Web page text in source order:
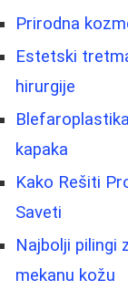
Prirodna
Estetski
hirurgije
kapaka
Kako Rešiti
Saveti
Najbolji pilingi
mekanu kožu